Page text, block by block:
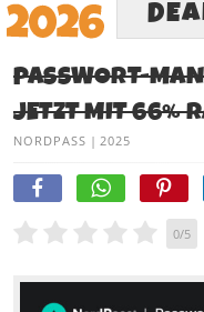
PASSWORT-
JETZT MIT 66%
NORDPASS | 2025
0/5